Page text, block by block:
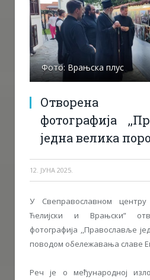
Фото: Врањска плус
Отворена
фотографија
једна велика
12. ЈУНА 2025.
У Свеправославном центру
Ћелијски и Врањски”
фотографија ,,Православље
поводом обележавања славе
Реч је о међународној